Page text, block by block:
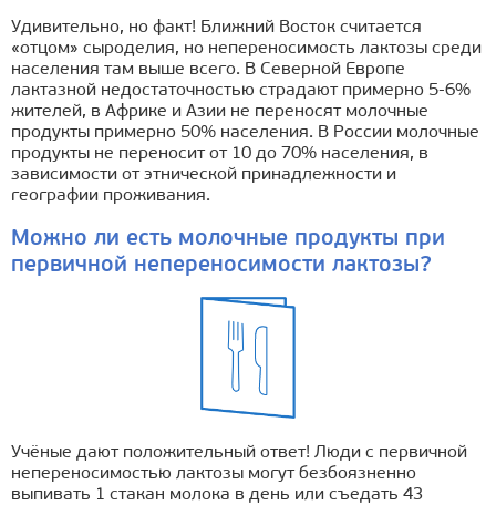
Удивительно, но факт! Ближний Восток считается
«отцом» сыроделия, но непереносимость лактозы среди
населения там выше всего. В Северной Европе
лактазной недостаточностью страдают примерно 5-6%
жителей, в Африке и Азии не переносят молочные
продукты примерно 50% населения. В России молочные
продукты не переносит от 10 до 70% населения, в
зависимости от этнической принадлежности и
географии проживания.
Можно ли есть молочные продукты при
первичной непереносимости лактозы?
Учёные дают положительный ответ! Люди с первичной
непереносимостью лактозы могут безбоязненно
выпивать 1 стакан молока в день или съедать 43